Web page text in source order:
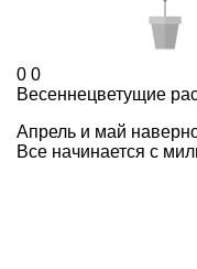
0 0
Весеннецветущие
Апрель и май
Все начинается с